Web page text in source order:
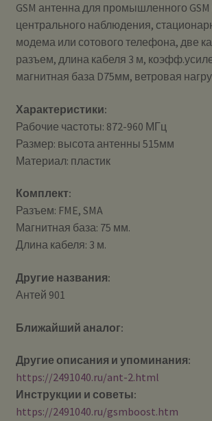
GSM антенна для промышленного
центрального наблюдения,
модема или сотового телефона, две
разъем, длина кабеля 3 м,
магнитная база D75мм, ветровая
Характеристики:
Рабочие частоты: 872-960 МГц
Размер: высота антенны 515мм
Материал: пластик
Комплект:
Разъем: FME, SMA
Магнитная база: 75 мм.
Длина кабеля: 3 м.
Другие названия:
Антей 901
Ближайший аналог:
Другие описания и упоминания:
https://2491040.ru/ant-2.html
Инструкции и советы:
https://2491040.ru/gsmboost.htm